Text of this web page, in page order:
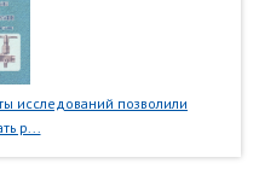
исследований позволили
р...